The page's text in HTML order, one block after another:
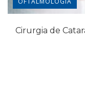
Cirurgia de